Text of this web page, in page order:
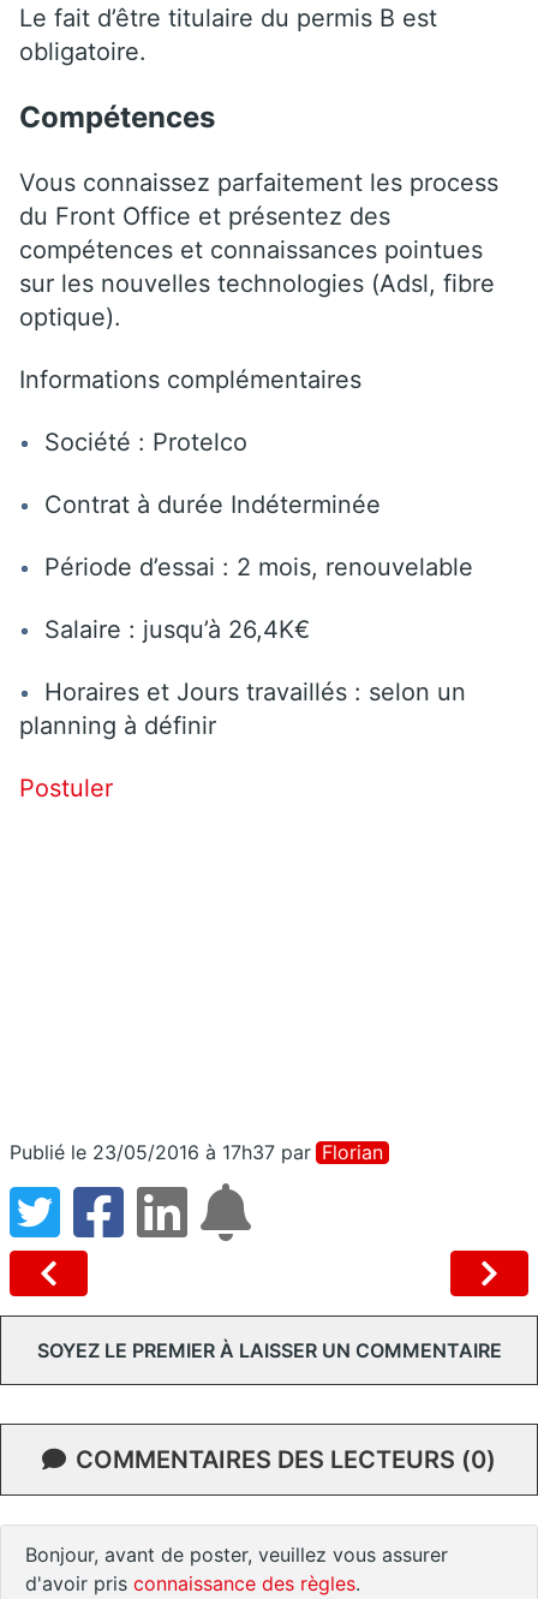
Le fait d’être titulaire du permis B est
obligatoire.
Compétences
Vous connaissez parfaitement les process
du Front Office et présentez des
compétences et connaissances pointues
sur les nouvelles technologies (Adsl, fibre
optique).
Informations complémentaires
Société : Protelco
Contrat à durée Indéterminée
Période d’essai : 2 mois, renouvelable
Salaire : jusqu’à 26,4K€
Horaires et Jours travaillés : selon un
planning à définir
Postuler
Publié le 23/05/2016 à 17h37 par Florian
SOYEZ LE PREMIER À LAISSER UN COMMENTAIRE
COMMENTAIRES DES LECTEURS (0)
Bonjour, avant de poster, veuillez vous assurer
d'avoir pris connaissance des règles.